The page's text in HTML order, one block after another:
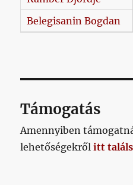
Belegisanin Bogdan
Támogatás
Amennyiben
lehetőségekrőlitt